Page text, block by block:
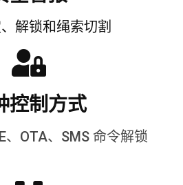
解锁和绳索切割
控制方式
、OTA、SMS 命令解锁